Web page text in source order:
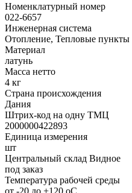
Номенклатурный номер
022-6657
Инженерная система
Отопление, Тепловые пункты
Материал
латунь
Масса нетто
4 кг
Страна происхождения
Дания
Штрих-код на одну ТМЦ
2000000422893
Единица измерения
шт
Центральный склад Видное
под заказ
Температура рабочей среды
от -20 до +120 oC